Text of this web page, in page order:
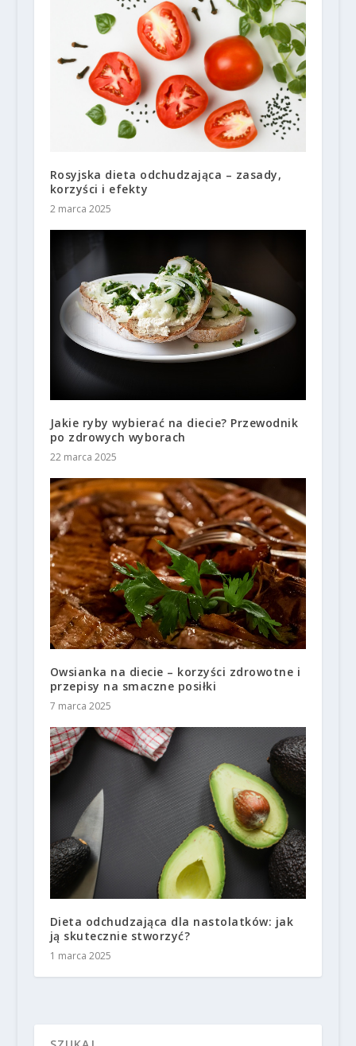
Rosyjska dieta odchudzająca – zasady,
korzyści i efekty
2 marca 2025
Jakie ryby wybierać na diecie? Przewodnik
po zdrowych wyborach
22 marca 2025
Owsianka na diecie – korzyści zdrowotne i
przepisy na smaczne posiłki
7 marca 2025
Dieta odchudzająca dla nastolatków: jak
ją skutecznie stworzyć?
1 marca 2025